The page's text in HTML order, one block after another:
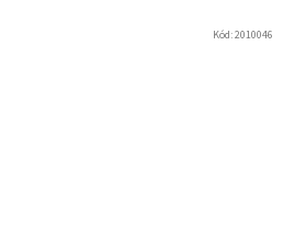
Kód:2010046